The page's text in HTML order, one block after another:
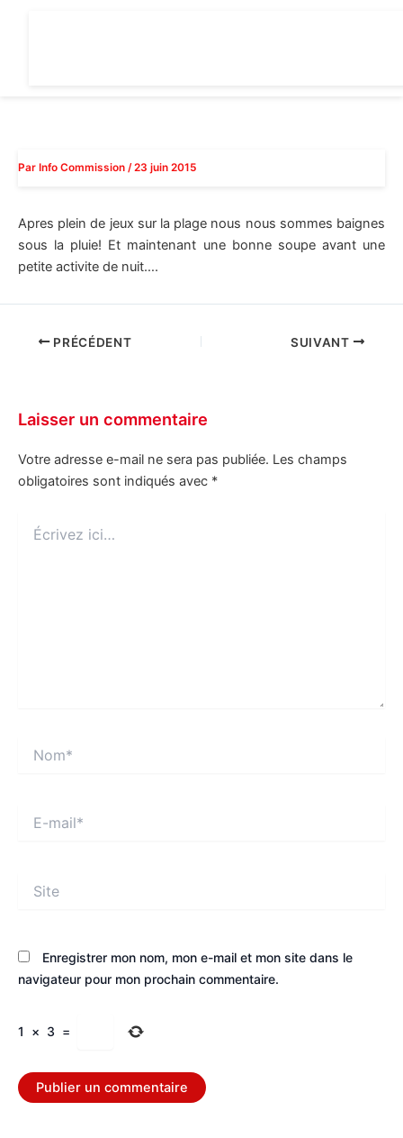
Par Info Commission /23 juin 2015
Apres plein de jeux sur la plage nous nous sommes baignes
sous la pluie! Et maintenant une bonne soupe avant une
petite activite de nuit….
PRÉCÉDENT SUIVANT
Laisser un commentaire
Votre adresse e-mail ne sera pas publiée. Les champs
obligatoires sont indiqués avec *
ici…
mail*
Enregistrer mon nom, mon e-mail et mon site dans le
navigateur pour mon prochain commentaire.
1 × 3 =